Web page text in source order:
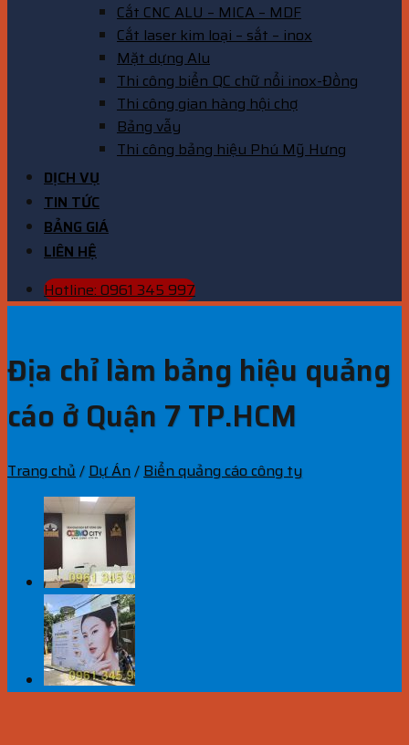
Cắt CNC ALU – MICA – MDF
Cắt laser kim loại – sắt – inox
Mặt dựng Alu
Thi công biển QC chữ nổi inox-Đồng
Thi công gian hàng hội chợ
Bảng vẫy
Thi công bảng hiệu Phú Mỹ Hưng
DỊCH VỤ
TIN TỨC
BẢNG GIÁ
LIÊN HỆ
Hotline: 0961 345 997
Địa chỉ làm bảng hiệu quảng
cáo ở Quận 7 TP.HCM
Trang chủ / Dự Án/ Biển quảng cáo công ty